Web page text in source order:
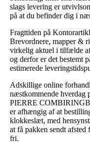
slags levering er
på at du befinder dig i
Fragttiden på
Brevordnere, mapper &
virkelig aktuel i tilfælde
og derfor er det bestemt
estimerede
Adskillige online
næstkommende hverdag
PIERRE
er afhængig af at
klokkeslæt, med
at få pakken sendt
fri.